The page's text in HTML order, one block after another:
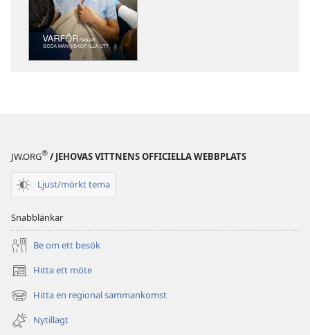
JW.ORG® / JEHOVAS VITTNENS OFFICIELLA WEBBPLATS
Ljust/mörkt tema
Snabblänkar
Be om ett besök
Hitta ett möte
(öppnar
nytt
fönster)
Hitta en regional sammankomst
(öppnar
nytt
fönster)
Nytillagt